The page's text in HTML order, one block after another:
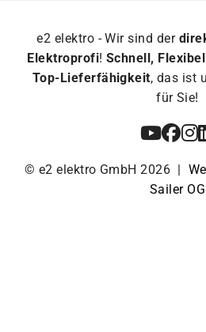
e2 elektro - Wir sind der
Elektroprofi! Schnell,
Top-Lieferfähigkeit, das ist
für Sie!
© e2 elektro GmbH 2026 |
Sailer OG